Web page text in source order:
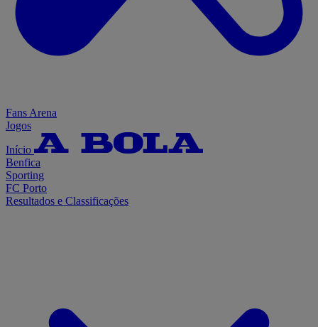
Fans Arena
Jogos
Início
Benfica
Sporting
FC Porto
Resultados e Classificações